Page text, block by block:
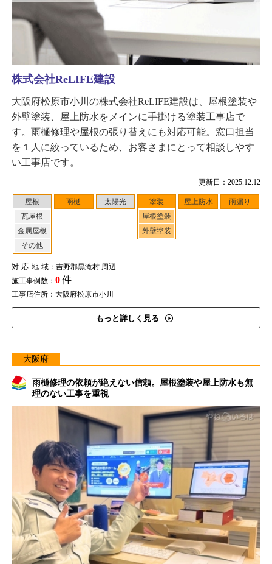
更新日：2025.12.12
屋根
瓦屋根
金属屋根
その他
雨樋 太陽光
塗装
屋根塗装
外壁塗装
屋上防水 雨漏り
対応地域：吉野郡黒滝村 周辺
施工事例数： 0件
工事店住所：大阪府松原市小川
もっと詳しく見る
株式会社ReLIFE建設
大阪府松原市小川の株式会社ReLIFE建設は、屋根塗装や
外壁塗装、屋上防水をメインに手掛ける塗装工事店で
す。雨樋修理や屋根の張り替えにも対応可能。窓口担当
を１人に絞っているため、お客さまにとって相談しやす
い工事店です。
大阪府
雨樋修理の依頼が絶えない信頼。屋根塗装や屋上防水も無
理のない工事を重視